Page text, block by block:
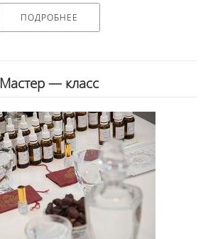
ПОДРОБНЕЕ
Мастер — класс